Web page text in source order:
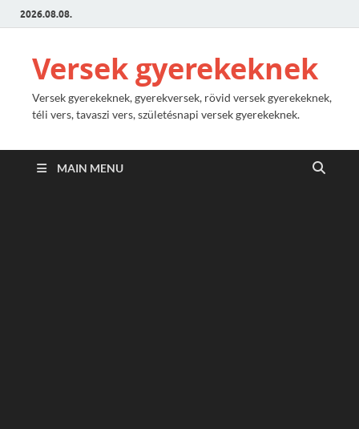
2026.08.08.
Versek gyerekeknek
Versek gyerekeknek, gyerekversek, rövid versek gyerekeknek,
téli vers, tavaszi vers, születésnapi versek gyerekeknek.
MAIN MENU